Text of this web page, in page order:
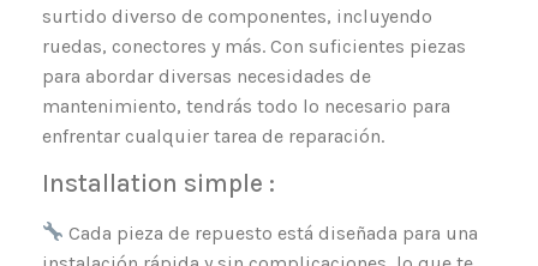
surtido diverso de componentes, incluyendo
ruedas, conectores y más. Con suficientes piezas
para abordar diversas necesidades de
mantenimiento, tendrás todo lo necesario para
enfrentar cualquier tarea de reparación.
Installation simple :
Cada pieza de repuesto está diseñada para una